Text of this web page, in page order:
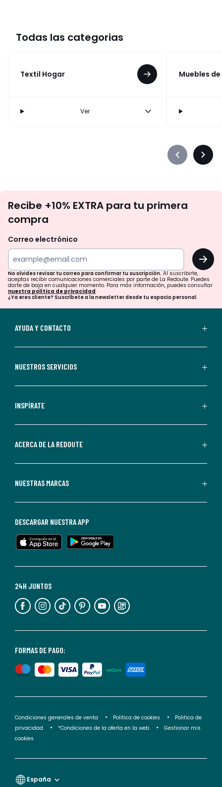
Todas las categorias
Textil Hogar
Ver
Muebles
Précédent
te
tu
para
confirmar
tu
suscripción.
aceptas
comerciales
personalizadas
parte
Redoute.
de
en
cualquier
Para
información,
puedes
nuestra
de
privacidad</2>.
Recibe +10% EXTRA para tu primera
compra
Correo electrónico
OK
No olvides revisar tu correo para confirmar tu suscripción. Al suscribirte,
aceptas recibir comunicaciones comerciales por parte de La Redoute. Puedes
darte de baja en cualquier momento. Para más información, puedes consultar
nuestra política de privacidad.
¿Ya eres cliente? Suscríbete a la newsletter desde tu espacio personal.
AYUDA Y CONTACTO
NUESTROS SERVICIOS
INSPÍRATE
ACERCA DE LA REDOUTE
NUESTRAS MARCAS
FORMAS DE PAGO:
24H JUNTOS
DESCARGAR NUESTRA APP
Condiciones generales de venta Politica de cookies
Politica de
privacidad
*Condiciones de la oferta en la web
Gestionar mis
cookies
España